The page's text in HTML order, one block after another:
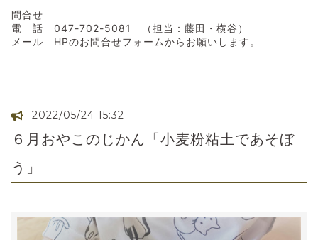
問合せ
電 話 047-702-5081 （担当：藤田・横谷）
メール HPのお問合せフォームからお願いします。
2022/05/24 15:32
６月おやこのじかん「小麦粉粘土であそぼ
う」